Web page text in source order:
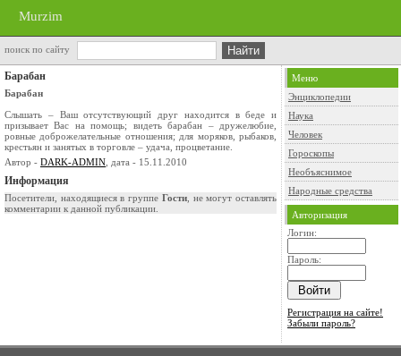
Murzim
поиск по сайту
Барабан
Барабан
Слышать – Ваш отсутствующий друг находится в беде и
призывает Вас на помощь; видеть барабан – дружелюбие,
ровные доброжелательные отношения; для моряков, рыбаков,
крестьян и занятых в торговле – удача, процветание.
Автор - DARK-ADMIN , дата - 15.11.2010
Информация
Посетители, находящиеся в группе Гости, не могут оставлять
комментарии к данной публикации.
Меню
Энциклопедии
Наука
Человек
Гороскопы
Необъяснимое
Народные средства
Авторизация
Логин:
Пароль:
Регистрация на сайте!
Забыли пароль?